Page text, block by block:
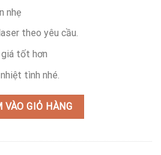
nhẹ
theo yêu cầu.
giá tốt hơn
tình nhé.
số lượng
VÀO GIỎ HÀNG